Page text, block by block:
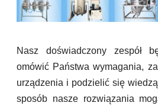
Nasz doświadczony zespół
omówić Państwa wymagania,
urządzenia i podzielić się
sposób nasze rozwiązania